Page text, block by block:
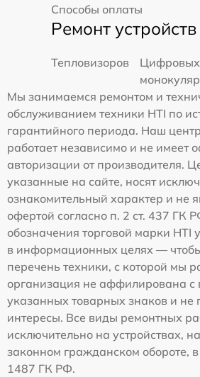
Способы оплаты
Ремонт устройств
Тепловизоров
Цифровых
Мы занимаемся ремонтом и
обслуживанием техники HTI по
гарантийного периода. Наш
работает независимо и не имеет
авторизации от производителя.
указанные на сайте, носят
ознакомительный характер и не
офертой согласно п. 2 ст. 437 ГК
обозначения торговой марки HTI
в информационных целях —
перечень техники, с которой мы
организация не аффилирована с
указанных товарных знаков и не
интересы. Все виды ремонтных
исключительно на устройствах,
законном гражданском обороте, в
1487 ГК РФ.